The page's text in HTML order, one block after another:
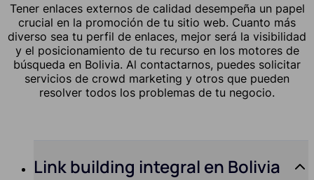
Tener enlaces externos de calidad desempeña un papel
crucial en la promoción de tu sitio web. Cuanto más
diverso sea tu perfil de enlaces, mejor será la visibilidad
y el posicionamiento de tu recurso en los motores de
búsqueda en Bolivia. Al contactarnos, puedes solicitar
servicios de crowd marketing y otros que pueden
resolver todos los problemas de tu negocio.
Link building integral en Bolivia